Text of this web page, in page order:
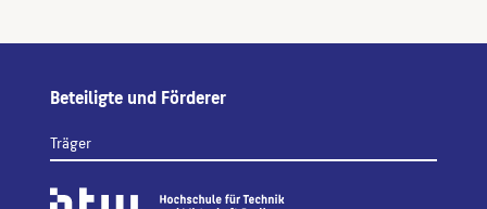
Beteiligte und Förderer
Träger